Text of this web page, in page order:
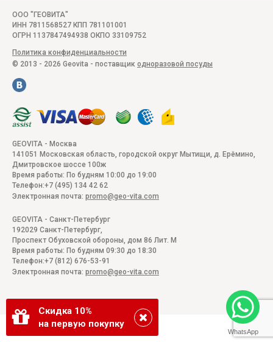
Скидка 10%
на первую покупку
ООО "ГЕОВИТА"
ИНН 7811568527 КПП 781101001
ОГРН 1137847494938 ОКПО 33109752
Политика конфиденциальности
© 2013 - 2026 Geovita - поставщик одноразовой посуды
GEOVITA - Москва
141051
Московская область, городской округ Мытищи, д. Ерёмино,
Дмитровское шоссе 100ж
Время работы: По будням 10:00 до 19:00
Телефон:+7 (495) 134 42 62
Электронная почта: promo@geo-vita.com
GEOVITA - Санкт-Петербург
192029 Санкт-Петербург,
Проспект Обуховской обороны, дом 86 Лит. М
Время работы: По будням 09:30 до 18:30
Телефон:+7 (812) 676-53-91
Электронная почта: promo@geo-vita.com
WhatsApp